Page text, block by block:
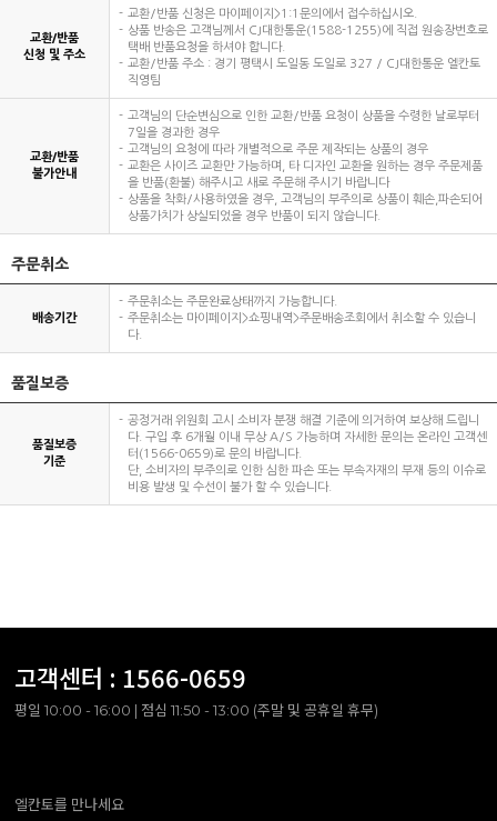
교환/반품
신청 및 주소
교환/반품 신청은 마이페이지>1:1문의에서 접수하십시오.
상품 반송은 고객님께서 CJ대한통운(1588-1255)에 직접 원송장번호로
택배 반품요청을 하셔야 합니다.
교환/반품 주소 : 경기 평택시 도일동 도일로 327 / CJ대한통운 엘칸토
직영팀
교환/반품
불가안내
고객님의 단순변심으로 인한 교환/반품 요청이 상품을 수령한 날로부터
7일을 경과한 경우
고객님의 요청에 따라 개별적으로 주문 제작되는 상품의 경우
교환은 사이즈 교환만 가능하며, 타 디자인 교환을 원하는 경우 주문제품
을 반품(환불) 해주시고 새로 주문해 주시기 바랍니다
상품을 착화/사용하였을 경우, 고객님의 부주의로 상품이 훼손,파손되어
상품가치가 상실되었을 경우 반품이 되지 않습니다.
주문취소
배송기간
주문취소는 주문완료상태까지 가능합니다.
주문취소는 마이페이지>쇼핑내역>주문배송조회에서 취소할 수 있습니
다.
품질보증
품질보증
기준
공정거래 위원회 고시 소비자 분쟁 해결 기준에 의거하여 보상해 드립니
다. 구입 후 6개월 이내 무상 A/S 가능하며 자세한 문의는 온라인 고객센
터(1566-0659)로 문의 바랍니다.
단, 소비자의 부주의로 인한 심한 파손 또는 부속자재의 부재 등의 이슈로
비용 발생 및 수선이 불가 할 수 있습니다.
고객센터 : 1566-0659
평일 10:00 - 16:00 | 점심 11:50 - 13:00 (주말 및 공휴일 휴무)
엘칸토를 만나세요